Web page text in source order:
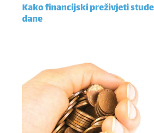
Kako financijski preživjeti
dane